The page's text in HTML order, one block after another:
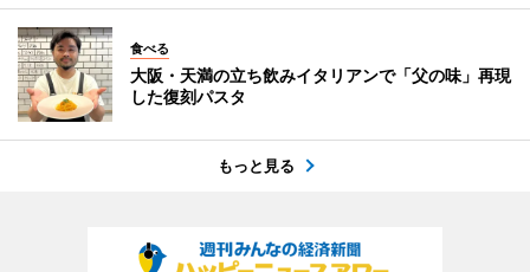
食べる
大阪・天満の立ち飲みイタリアンで「父の味」再現
した復刻パスタ
もっと見る